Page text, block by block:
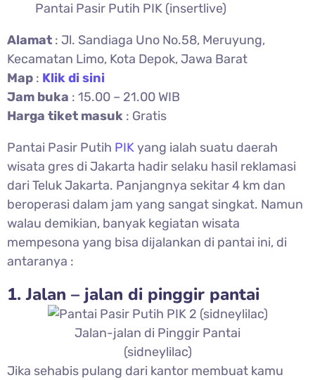
Pantai Pasir Putih PIK (insertlive)
Alamat : Jl. Sandiaga Uno No.58, Meruyung,
Kecamatan Limo, Kota Depok, Jawa Barat
Map : Klik di sini
Jam buka : 15.00 – 21.00 WIB
Harga tiket masuk : Gratis
Pantai Pasir Putih PIKyang ialah suatu daerah
wisata gres di Jakarta hadir selaku hasil reklamasi
dari Teluk Jakarta. Panjangnya sekitar 4 km dan
beroperasi dalam jam yang sangat singkat. Namun
walau demikian, banyak kegiatan wisata
mempesona yang bisa dijalankan di pantai ini, di
antaranya :
1. Jalan – jalan di pinggir pantai
Jalan-jalan di Pinggir Pantai
(sidneylilac)
Jika sehabis pulang dari kantor membuat kamu